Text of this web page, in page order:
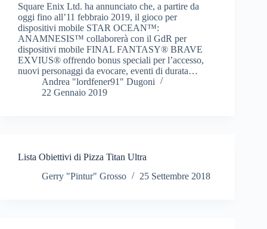
Square Enix Ltd. ha annunciato che, a partire da
oggi fino all’11 febbraio 2019, il gioco per
dispositivi mobile STAR OCEAN™:
ANAMNESIS™ collaborerà con il GdR per
dispositivi mobile FINAL FANTASY® BRAVE
EXVIUS® offrendo bonus speciali per l’accesso,
nuovi personaggi da evocare, eventi di durata…
Andrea "lordfener91" Dugoni
22 Gennaio 2019
Lista Obiettivi di Pizza Titan Ultra
Gerry "Pintur" Grosso
25 Settembre 2018